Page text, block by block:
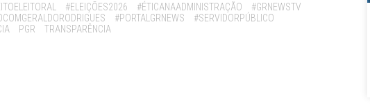
#ELEIÇÕES2026 #ÉTICANAADMINISTRAÇÃO
#GRNEWSTV
#PORTALGRNEWS
#SERVIDORPÚBLICO
PGR TRANSPARÊNCIA